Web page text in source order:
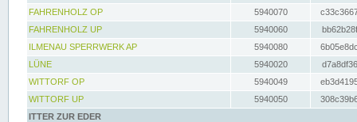
FAHRENHOLZ OP
5940070
FAHRENHOLZ UP
5940060
ILMENAU SPERRWERK AP
5940080
LÜNE
5940020
WITTORF OP
5940049
WITTORF UP
5940050
ITTER ZUR EDER